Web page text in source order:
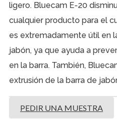
ligero. Bluecam E-20
cualquier producto para el
es extremadamente útil en
jabón, ya que ayuda a
en la barra. También,
extrusión de la barra de
PEDIR UNA MUESTRA